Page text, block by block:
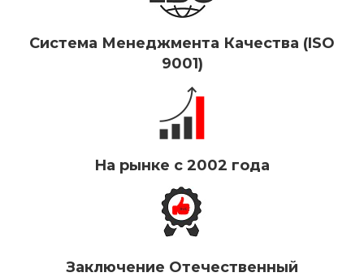
Система Менеджмента Качества (ISO
9001)
На рынке с 2002 года
Заключение Отечественный